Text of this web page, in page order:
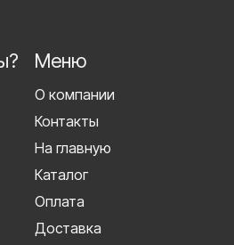
Меню
О компании
Контакты
На главную
Каталог
Оплата
Доставка